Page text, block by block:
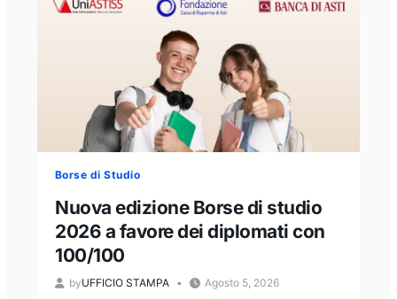
Borse di Studio
Nuova edizione Borse di studio
2026 a favore dei diplomati con
100/100
byUFFICIO STAMPA Agosto 5, 2026